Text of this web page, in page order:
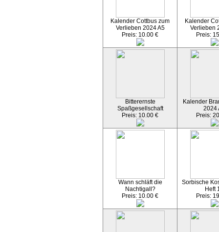
Kalender Cottbus zum
Verlieben 2024 A5
Preis: 10.00 €
Kalender
Verlieben
Preis:
Bitterernste
Spaßgesellschaft
Preis: 10.00 €
Kalender
2024
Preis:
Wann schläft die
Nachtigall?
Preis: 10.00 €
Sorbische
Heft
Preis: